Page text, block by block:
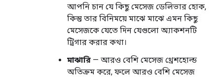
আপনি চান যে কিছু মেসেজ ডেলিভার হোক,
কিন্তু তার বিনিময়ে মাঝে মাঝে এমন কিছু
মেসেজকে যেতে দিন যেগুলো অ্যাকশনটি
ট্রিগার করার কথা।
মাঝারি — আরও বেশি মেসেজ থ্রেশহোল্ড
অতিক্রম করে, ফলে আরও বেশি মেসেজ